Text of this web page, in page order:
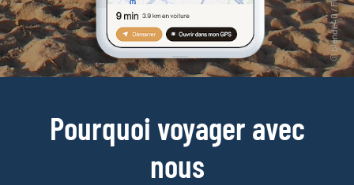
Pourquoi voyager avec
nous